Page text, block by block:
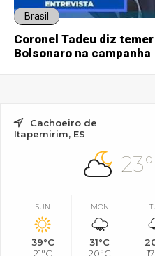
Brasil
Coronel Tadeu diz
Bolsonaro na campanha
Cachoeiro de
Itapemirim, ES
23°
SUN
39°C
21°C
MON
31°C
20°C